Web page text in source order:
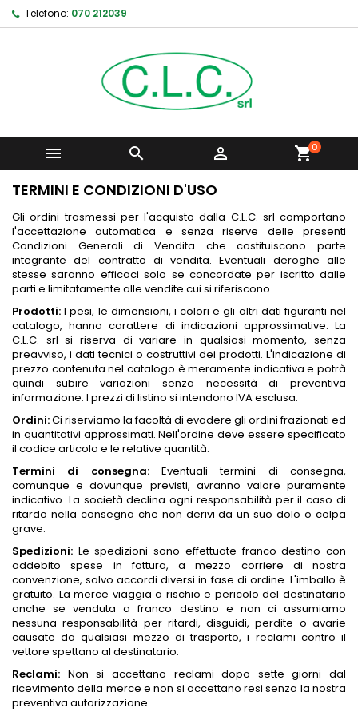
Telefono: 070 212039
   shopping_cart0
TERMINI E CONDIZIONI D'USO
Gli ordini trasmessi per l'acquisto dalla C.L.C. srl comportano
l'accettazione automatica e senza riserve delle presenti
Condizioni Generali di Vendita che costituiscono parte
integrante del contratto di vendita. Eventuali deroghe alle
stesse saranno efficaci solo se concordate per iscritto dalle
parti e limitatamente alle vendite cui si riferiscono.
Prodotti: I pesi, le dimensioni, i colori e gli altri dati figuranti nel
catalogo, hanno carattere di indicazioni approssimative. La
C.L.C. srl si riserva di variare in qualsiasi momento, senza
preavviso, i dati tecnici o costruttivi dei prodotti. L'indicazione di
prezzo contenuta nel catalogo è meramente indicativa e potrà
quindi subire variazioni senza necessità di preventiva
informazione. I prezzi di listino si intendono IVA esclusa.
Ordini:Ci riserviamo la facoltà di evadere gli ordini frazionati ed
in quantitativi approssimati. Nell'ordine deve essere specificato
il codice articolo e le relative quantità.
Termini di consegna:Eventuali termini di consegna,
comunque e dovunque previsti, avranno valore puramente
indicativo. La società declina ogni responsabilità per il caso di
ritardo nella consegna che non derivi da un suo dolo o colpa
grave.
Spedizioni: Le spedizioni sono effettuate franco destino con
addebito spese in fattura, a mezzo corriere di nostra
convenzione, salvo accordi diversi in fase di ordine. L'imballo è
gratuito. La merce viaggia a rischio e pericolo del destinatario
anche se venduta a franco destino e non ci assumiamo
nessuna responsabilità per ritardi, disguidi, perdite o avarie
causate da qualsiasi mezzo di trasporto, i reclami contro il
vettore spettano al destinatario.
Reclami: Non si accettano reclami dopo sette giorni dal
ricevimento della merce e non si accettano resi senza la nostra
preventiva autorizzazione.